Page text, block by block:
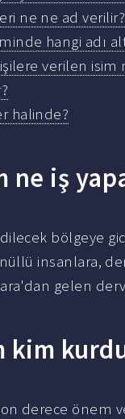
ne ne ad verilir?
hangi adı
verilen isim
halinde?
ne iş
bölgeye
insanlara,
gelen
kim
derece önem